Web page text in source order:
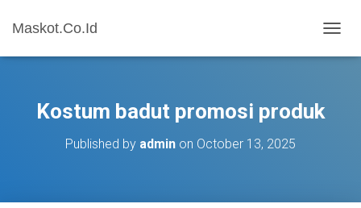
Maskot.Co.Id
O
Kostum badut promosi produk
Published by admin on October 13, 2025